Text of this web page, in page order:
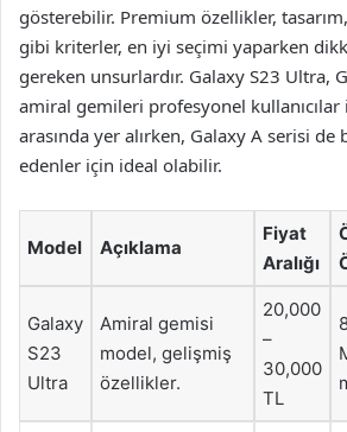
gösterebilir. Premium özellikler,
gibi kriterler, en iyi seçimi yaparken
gereken unsurlardır. Galaxy S23 Ultra,
amiral gemileri profesyonel
arasında yer alırken, Galaxy A serisi
edenler için ideal olabilir.
Model Açıklama
Fiyat
Aralığı
Galaxy
S23
Ultra
Amiral gemisi
model, gelişmiş
özellikler.
20,000
–
30,000
TL